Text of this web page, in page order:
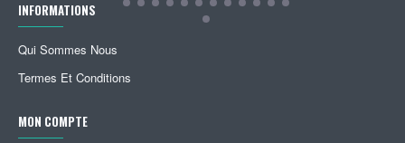
INFORMATIONS
Qui Sommes Nous
Termes Et Conditions
MON COMPTE